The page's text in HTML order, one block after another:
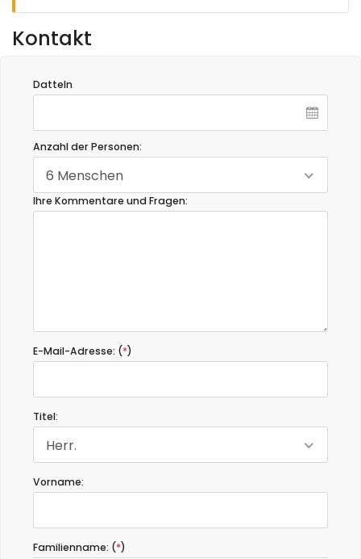
Kontakt
Datteln
Anzahl der Personen:
6 Menschen
Ihre Kommentare und Fragen:
E-Mail-Adresse: (*)
Titel:
Herr.
Vorname:
Familienname: (*)